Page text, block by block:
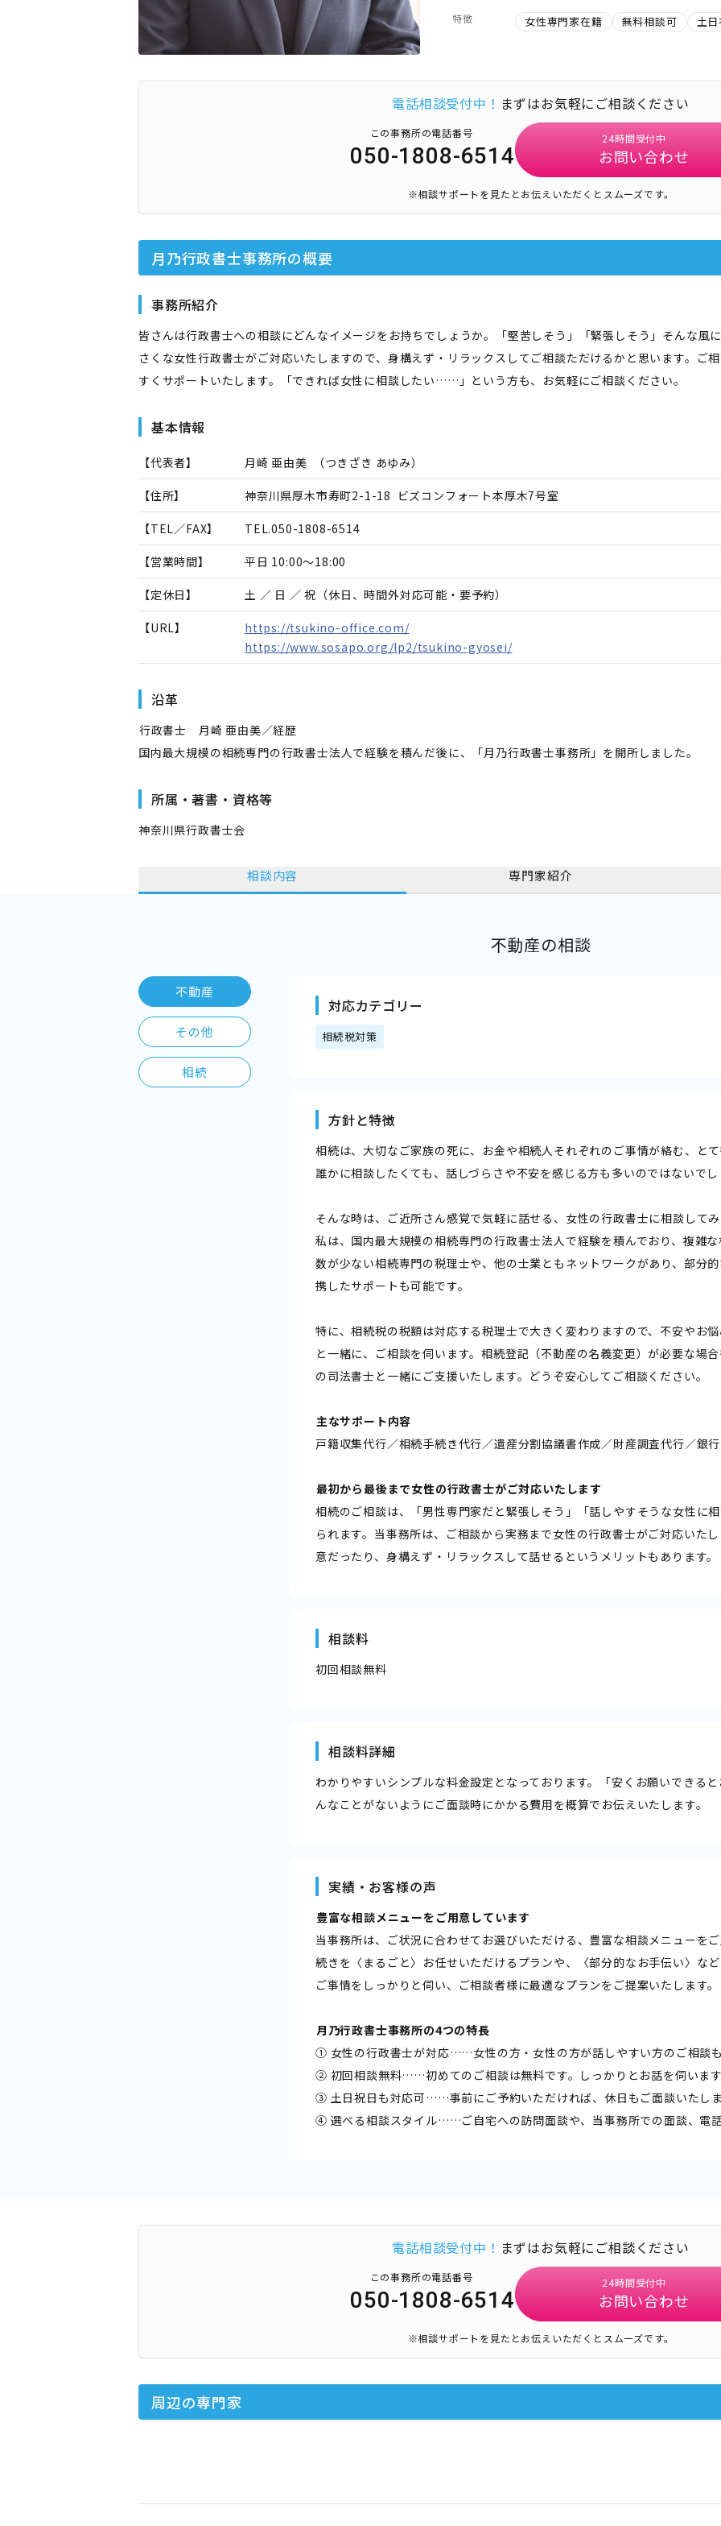
特徴 女性専門家在籍 無料相談可 土
電話相談受付中！ まずはお気軽にご相談ください
この事務所の電話番号
050-1808-6514
24時間受付中
お問い合わせ
※相談サポートを見たとお伝えいただくとスムーズです。
月乃行政書士事務所の概要
事務所紹介
皆さんは行政書士への相談にどんなイメージをお持ちでしょうか。「堅苦しそう」「緊張しそう」そんな
さくな女性行政書士がご対応いたしますので、身構えず・リラックスしてご相談ただけるかと思います。ご
すくサポートいたします。「できれば女性に相談したい……」という方も、お気軽にご相談ください。
基本情報
【代表者】 月崎 亜由美 （つきざき あゆみ）
【住所】 神奈川県厚木市寿町2-1-18 ビズコンフォート本厚木7号室
【TEL／FAX】 TEL.050-1808-6514
【営業時間】 平日 10:00～18:00
【定休日】 土 ／ 日 ／ 祝（休日、時間外対応可能・要予約）
【URL】
https://tsukino-office.com/
https://www.sosapo.org/lp2/tsukino-gyosei/
沿革
――行政書士 月崎 亜由美／経歴――
国内最大規模の相続専門の行政書士法人で経験を積んだ後に、「月乃行政書士事務所」を開所しました。
所属・著書・資格等
神奈川県行政書士会
相談内容 専門家紹介
不動産の相談
不動産
その他
相続
対応カテゴリー
相続税対策
方針と特徴
相続は、大切なご家族の死に、お金や相続人それぞれのご事情が絡む、と
誰かに相談したくても、話しづらさや不安を感じる方も多いのではないで
そんな時は、ご近所さん感覚で気軽に話せる、女性の行政書士に相談して
私は、国内最大規模の相続専門の行政書士法人で経験を積んでおり、複雑
数が少ない相続専門の税理士や、他の士業ともネットワークがあり、部分
携したサポートも可能です。
特に、相続税の税額は対応する税理士で大きく変わりますので、不安やお
と一緒に、ご相談を伺います。相続登記（不動産の名義変更）が必要な場
の司法書士と一緒にご支援いたします。どうぞ安心してご相談ください。
――主なサポート内容――
戸籍収集代行／相続手続き代行／遺産分割協議書作成／財産調査代行／銀
――最初から最後まで女性の行政書士がご対応いたします――
相続のご相談は、「男性専門家だと緊張しそう」「話しやすそうな女性に
られます。当事務所は、ご相談から実務まで女性の行政書士がご対応いた
意だったり、身構えず・リラックスして話せるというメリットもあります。
相談料
初回相談無料
相談料詳細
わかりやすいシンプルな料金設定となっております。「安くお願いできる
んなことがないようにご面談時にかかる費用を概算でお伝えいたします。
実績・お客様の声
――豊富な相談メニューをご用意しています――
当事務所は、ご状況に合わせてお選びいただける、豊富な相談メニューを
続きを〈まるごと〉お任せいただけるプランや、〈部分的なお手伝い〉な
ご事情をしっかりと伺い、ご相談者様に最適なプランをご提案いたします。
――月乃行政書士事務所の4つの特長――
① 女性の行政書士が対応……女性の方・女性の方が話しやすい方のご相談
② 初回相談無料……初めてのご相談は無料です。しっかりとお話を伺いま
③ 土日祝日も対応可……事前にご予約いただければ、休日もご面談いたし
④ 選べる相談スタイル……ご自宅への訪問面談や、当事務所での面談、電
電話相談受付中！ まずはお気軽にご相談ください
この事務所の電話番号
050-1808-6514
24時間受付中
お問い合わせ
※相談サポートを見たとお伝えいただくとスムーズです。
周辺の専門家